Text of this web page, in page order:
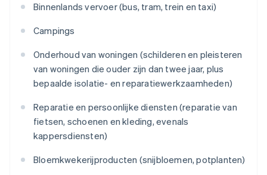
Binnenlands vervoer (bus, tram, trein en taxi)
Campings
Onderhoud van woningen (schilderen en pleisteren
van woningen die ouder zijn dan twee jaar, plus
bepaalde isolatie- en reparatiewerkzaamheden)
Reparatie en persoonlijke diensten (reparatie van
fietsen, schoenen en kleding, evenals
kappersdiensten)
Bloemkwekerijproducten (snijbloemen, potplanten)